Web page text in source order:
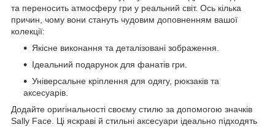
та переносить атмосферу гри у реальний світ. Ось кілька
причин, чому вони стануть чудовим доповненням вашої
колекції:
Якісне виконання та деталізовані зображення.
Ідеальний подарунок для фанатів гри.
Універсальне кріплення для одягу, рюкзаків та
аксесуарів.
Додайте оригінальності своєму стилю за допомогою значків
Sally Face. Ці яскраві й стильні аксесуари ідеально підходять